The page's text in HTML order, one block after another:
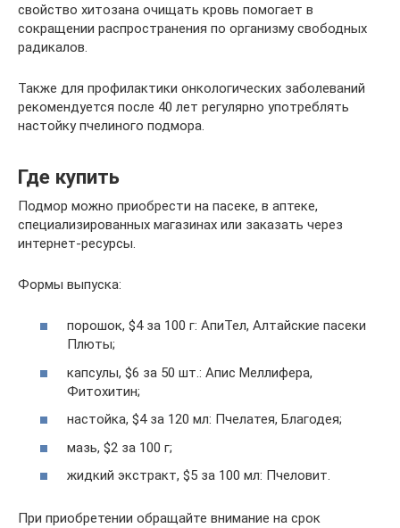
свойство хитозана очищать кровь помогает в
сокращении распространения по организму свободных
радикалов.
Также для профилактики онкологических заболеваний
рекомендуется после 40 лет регулярно употреблять
настойку пчелиного подмора.
Где купить
Подмор можно приобрести на пасеке, в аптеке,
специализированных магазинах или заказать через
интернет-ресурсы.
Формы выпуска:
порошок, $4 за 100 г: АпиТел, Алтайские пасеки
Плюты;
капсулы, $6 за 50 шт.: Апис Меллифера,
Фитохитин;
настойка, $4 за 120 мл: Пчелатея, Благодея;
мазь, $2 за 100 г;
жидкий экстракт, $5 за 100 мл: Пчеловит.
При приобретении обращайте внимание на срок